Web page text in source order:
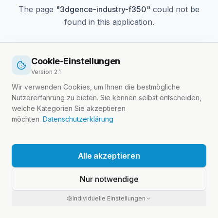
Cookie-Einstellungen
Version 2.1
Wir verwenden Cookies, um Ihnen die bestmögliche
Nutzererfahrung zu bieten. Sie können selbst entscheiden,
welche Kategorien Sie akzeptieren
möchten. Datenschutzerklärung
Alle akzeptieren
Nur notwendige
Individuelle Einstellungen
The page "3dgence-industry-f350" could not be
found in this application.
Go Home